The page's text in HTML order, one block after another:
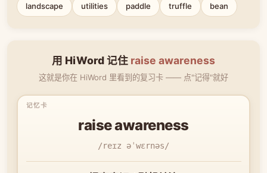
landscape utilities paddle truffle bean
用 HiWord 记住 raise awareness
这就是你在 HiWord 里看到的复习卡 —— 点"记得"就好
raise awareness
/reɪz əˈwɛrnəs/